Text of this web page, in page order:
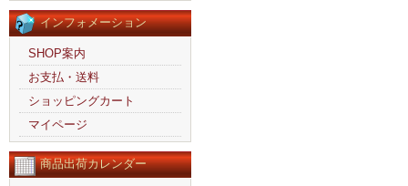
インフォメーション
SHOP案内
お支払・送料
ショッピングカート
マイページ
商品出荷カレンダー